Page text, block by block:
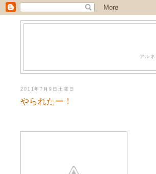
アル
2011年7月9日土曜日
やられたー！